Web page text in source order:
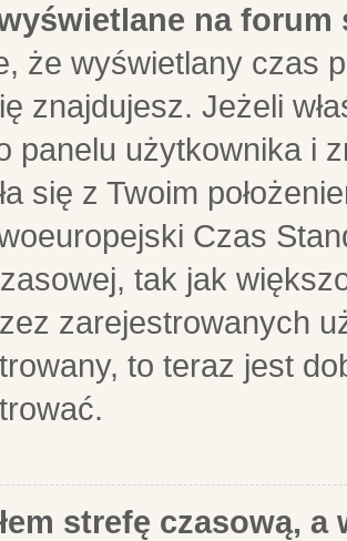
na forum
że wyświetlany czas
znajdujesz. Jeżeli
panelu użytkownika i
się z Twoim
Czas
tak jak
zarejestrowanych
to teraz jest
strefę czasową,